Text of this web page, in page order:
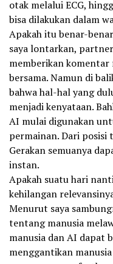
otak melalui ECG,
bisa dilakukan dalam
Apakah itu benar-
saya lontarkan,
memberikan
bersama. Namun di
bahwa hal-hal yang
menjadi kenyataan.
AI mulai digunakan
permainan. Dari posisi
Gerakan semuanya
instan.
Apakah suatu hari
kehilangan
Menurut saya
tentang manusia
manusia dan AI dapat
menggantikan